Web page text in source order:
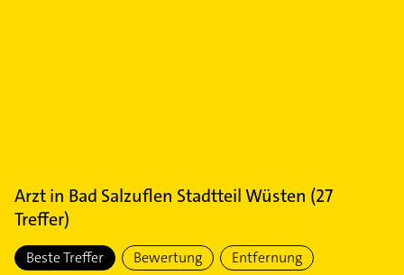
Arztin Bad Salzuflen Stadtteil Wüsten (27
Treffer)
Beste Treffer Bewertung Entfernung